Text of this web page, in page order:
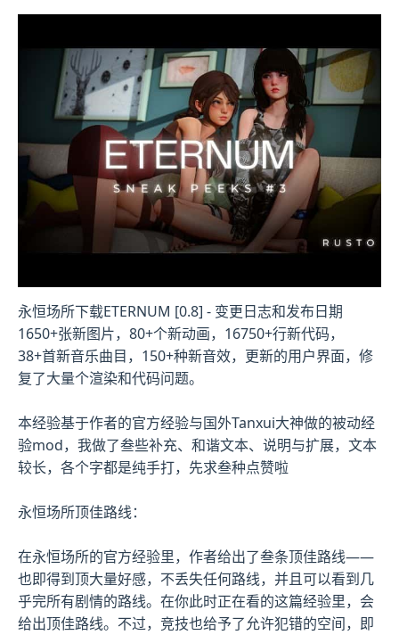
永恒场所下载ETERNUM [0.8] - 变更日志和发布日期
1650+张新图片，80+个新动画，16750+行新代码，
38+首新音乐曲目，150+种新音效，更新的用户界面，修
复了大量个渲染和代码问题。
本经验基于作者的官方经验与国外Tanxui大神做的被动经
验mod，我做了叁些补充、和谐文本、说明与扩展，文本
较长，各个字都是纯手打，先求叁种点赞啦
永恒场所顶佳路线：
在永恒场所的官方经验里，作者给出了叁条顶佳路线——
也即得到顶大量好感，不丢失任何路线，并且可以看到几
乎完所有剧情的路线。在你此时正在看的这篇经验里，会
给出顶佳路线。不过，竞技也给予了允许犯错的空间，即